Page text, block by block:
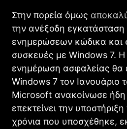
Στην πορεία όμως
την ανέξοδη
ενημερώσεων κώδικα και
συσκευές με Windows 7. Η
ενημέρωση ασφαλείας θα
Windows 7 τον Ιανουάριο
Microsoft ανακοίνωσε ήδη
επεκτείνει την
χρόνια που υποσχέθηκε,